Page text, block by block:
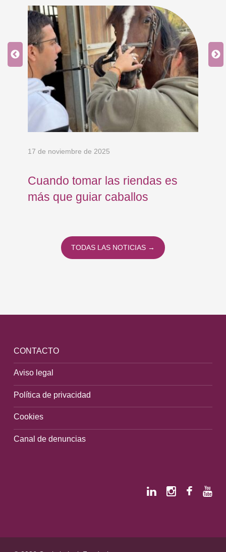
17 de noviembre de 2025
Cuando tomar las riendas es
más que guiar caballos
TODAS LAS NOTICIAS →
CONTACTO
Aviso legal
Política de privacidad
Cookies
Canal de denuncias